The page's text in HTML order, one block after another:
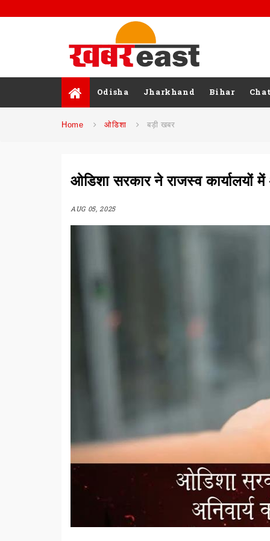
Odisha Jharkhand Bihar
Home ओडिशा बड़ी खबर
ओडिशा सरकार ने राजस्व कार्यालयों में
AUG 05, 2025